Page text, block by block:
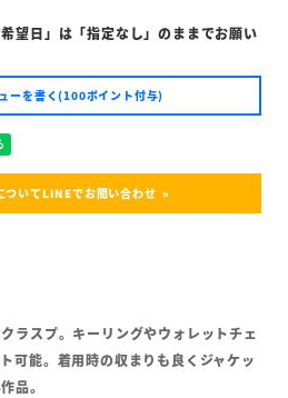
望日」は「指定なし」のままでお願い
ーを書く(100ポイント付与)
ついてLINEでお問い合わせ
ラスプ。キーリングやウォレットチェ
可能。着用時の収まりも良くジャケッ
品。